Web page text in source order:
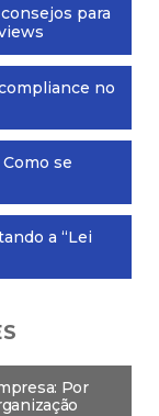
para
no
se
a “Lei
Por